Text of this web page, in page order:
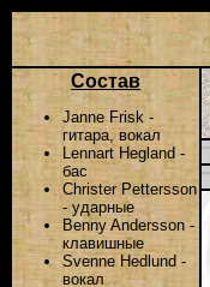
Состав
Janne Frisk -
гитара, вокал
Lennart Hegland -
бас
Christer Pettersson
- ударные
Benny Andersson -
клавишные
Svenne Hedlund -
вокал